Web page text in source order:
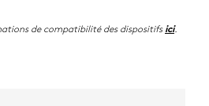
de compatibilité des dispositifs ici.